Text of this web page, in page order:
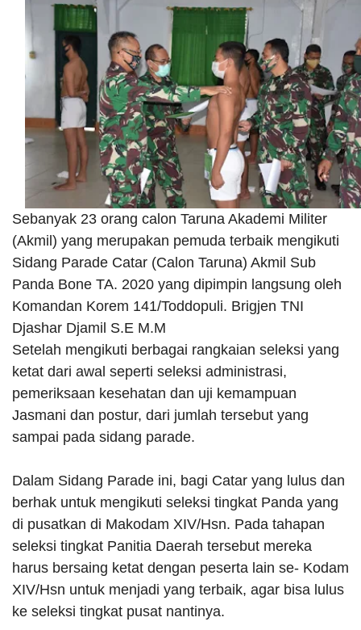
Sebanyak 23 orang calon Taruna Akademi Militer
(Akmil) yang merupakan pemuda terbaik mengikuti
Sidang Parade Catar (Calon Taruna) Akmil Sub
Panda Bone TA. 2020 yang dipimpin langsung oleh
Komandan Korem 141/Toddopuli. Brigjen TNI
Djashar Djamil S.E M.M
Setelah mengikuti berbagai rangkaian seleksi yang
ketat dari awal seperti seleksi administrasi,
pemeriksaan kesehatan dan uji kemampuan
Jasmani dan postur, dari jumlah tersebut yang
sampai pada sidang parade.
Dalam Sidang Parade ini, bagi Catar yang lulus dan
berhak untuk mengikuti seleksi tingkat Panda yang
di pusatkan di Makodam XIV/Hsn. Pada tahapan
seleksi tingkat Panitia Daerah tersebut mereka
harus bersaing ketat dengan peserta lain se- Kodam
XIV/Hsn untuk menjadi yang terbaik, agar bisa lulus
ke seleksi tingkat pusat nantinya.